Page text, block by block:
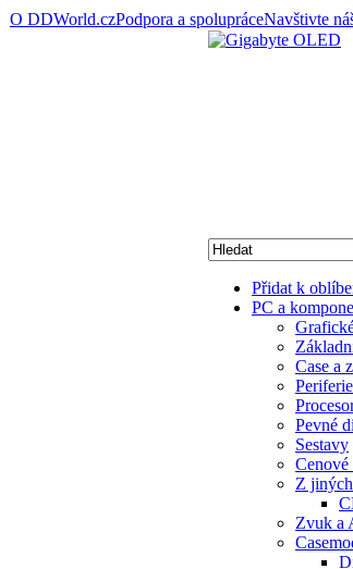
O DDWorld.czPodpora a spolupráceNavštivte
Přidat k
PC a
Case a
Periferie
Pevné
Sestavy
Cenové
Z
Zvuk a